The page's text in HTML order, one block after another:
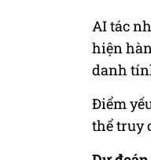
AI tác
hiện
danh
Điểm
thể truy